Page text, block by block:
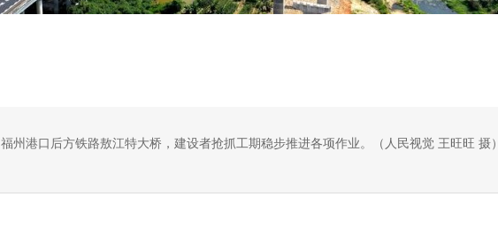
福州港口后方铁路敖江特大桥，建设者抢抓工期稳步推进各项作业。（人民视觉 王旺旺 摄）